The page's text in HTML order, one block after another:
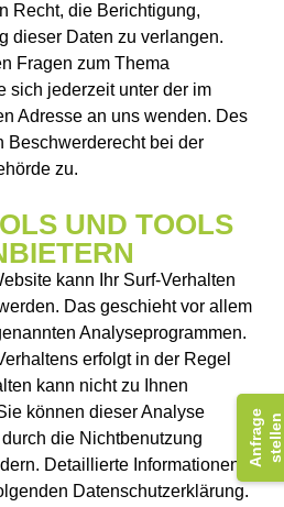
Recht, die Berichtigung,
dieser Daten zu verlangen.
Fragen zum Thema
sich jederzeit unter der im
Adresse an uns wenden. Des
Beschwerderecht bei der
zu.
UND TOOLS
kann Ihr Surf-Verhalten
Das geschieht vor allem
Analyseprogrammen.
erfolgt in der Regel
kann nicht zu Ihnen
können dieser Analyse
die Nichtbenutzung
Detaillierte Informationen
Datenschutzerklärung.
A
n
f
r
a
g
e
s
t
e
l
l
en